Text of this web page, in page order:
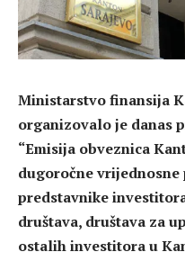
Ministarstvo finansija
organizovalo je danas
“Emisija obveznica
dugoročne vrijednosne
predstavnike
društava, društava za
ostalih investitora u